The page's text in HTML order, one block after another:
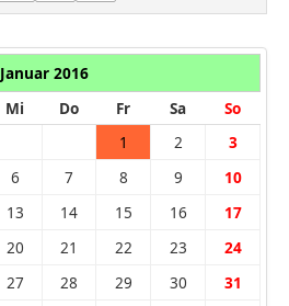
Januar 2016
Mi Do Fr Sa So
1 2 3
6 7 8 9 10
13 14 15 16 17
20 21 22 23 24
27 28 29 30 31